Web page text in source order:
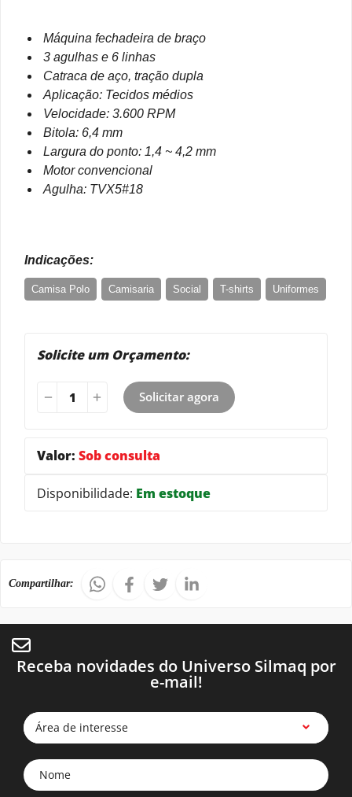
Máquina fechadeira de braço
3 agulhas e 6 linhas
Catraca de aço, tração dupla
Aplicação: Tecidos médios
Velocidade: 3.600 RPM
Bitola: 6,4 mm
Largura do ponto: 1,4 ~ 4,2 mm
Motor convencional
Agulha: TVX5#18
Indicações:
Camisa Polo Camisaria Social T-shirts Uniformes
Solicite um Orçamento:
Solicitar agora
Valor: Sob consulta
Disponibilidade: Em estoque
Compartilhar:
Receba novidades do Universo Silmaq por
e-mail!
Área de interesse